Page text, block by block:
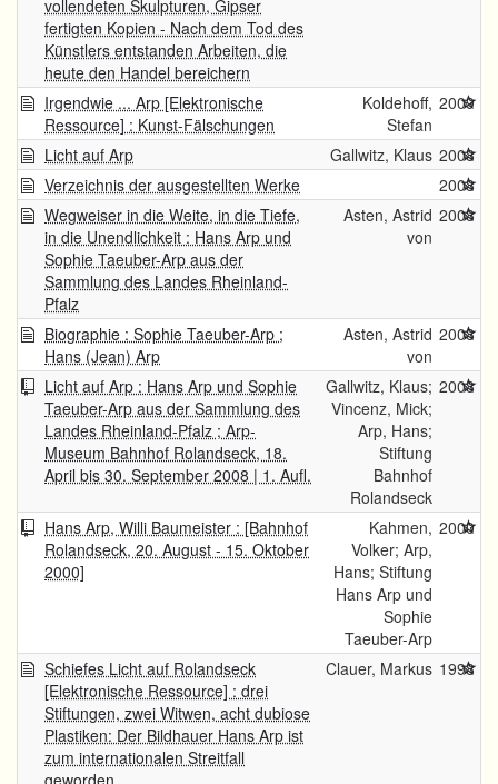
vollendeten Skulpturen, Gipser
fertigten Kopien - Nach dem Tod des
Künstlers entstanden Arbeiten, die
heute den Handel bereichern
Irgendwie ... Arp [Elektronische
Ressource] : Kunst-Fälschungen
Koldehoff,
Stefan
2009
Licht auf Arp Gallwitz, Klaus 2008
Verzeichnis der ausgestellten Werke
2008
Wegweiser in die Weite, in die Tiefe,
in die Unendlichkeit : Hans Arp und
Sophie Taeuber-Arp aus der
Sammlung des Landes Rheinland-
Pfalz
Asten, Astrid
von
2008
Biographie : Sophie Taeuber-Arp ;
Hans (Jean) Arp
Asten, Astrid
von
2008
Licht auf Arp : Hans Arp und Sophie
Taeuber-Arp aus der Sammlung des
Landes Rheinland-Pfalz ; Arp-
Museum Bahnhof Rolandseck, 18.
April bis 30. September 2008 | 1. Aufl.
Gallwitz, Klaus;
Vincenz, Mick;
Arp, Hans;
Stiftung
Bahnhof
Rolandseck
2008
Hans Arp, Willi Baumeister : [Bahnhof
Rolandseck, 20. August - 15. Oktober
2000]
Kahmen,
Volker; Arp,
Hans; Stiftung
Hans Arp und
Sophie
Taeuber-Arp
2000
Schiefes Licht auf Rolandseck
[Elektronische Ressource] : drei
Stiftungen, zwei Witwen, acht dubiose
Plastiken: Der Bildhauer Hans Arp ist
zum internationalen Streitfall
Clauer, Markus 1998